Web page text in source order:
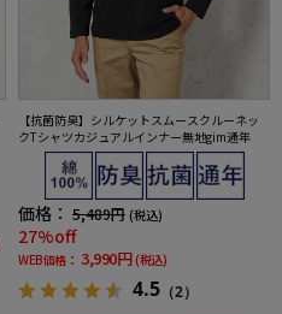
【抗菌防臭】シルケットスムースクルーネッ
クTシャツカジュアルインナー無地gim通年
価格： 5,489円 (税込)
27%off
WEB価格： 3,990円 (税込)
4.5 （2）